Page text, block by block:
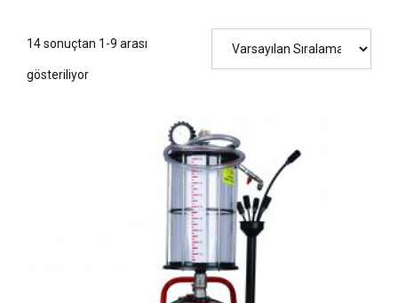
14 sonuçtan 1-9 arası
gösteriliyor